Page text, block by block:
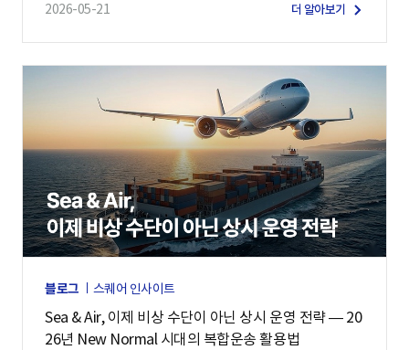
2026-05-21 더 알아보기
블로그 스퀘어 인사이트
Sea & Air, 이제 비상 수단이 아닌 상시 운영 전략 — 20
26년 New Normal 시대의 복합운송 활용법